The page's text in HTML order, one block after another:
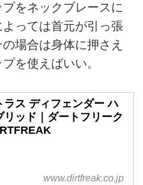
をネックブレースに
っては首元が引っ張
場合は身体に押さえ
を使えばいい。
ラス ディフェンダー ハ
リッド｜ダートフリーク
www.dirtfreak.co.jp